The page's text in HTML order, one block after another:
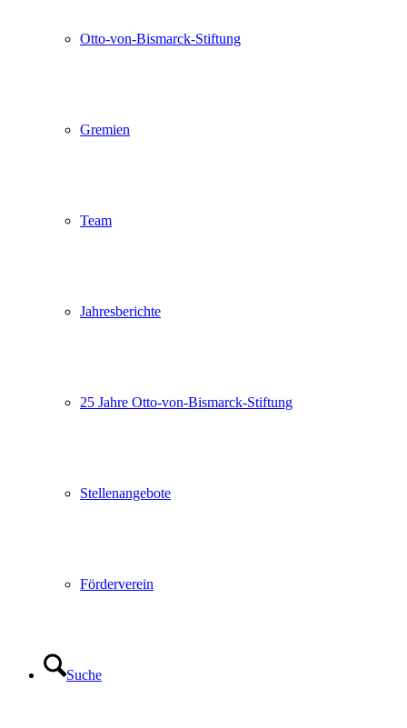
Otto-von-Bismarck-Stiftung
Gremien
Team
Jahresberichte
25 Jahre Otto-von-Bismarck-Stiftung
Stellenangebote
Förderverein
Suche